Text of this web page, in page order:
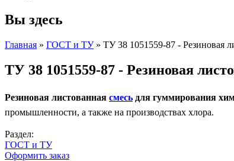
Вы здесь
Главная » ГОСТ и ТУ» ТУ 38 1051559-87 - Резиновая
ТУ 38 1051559-87 - Резиновая
Резиновая листованная смесь для гуммирования
промышленности, а также на производствах хлора.
Раздел:
ГОСТ и ТУ
Оформить заказ